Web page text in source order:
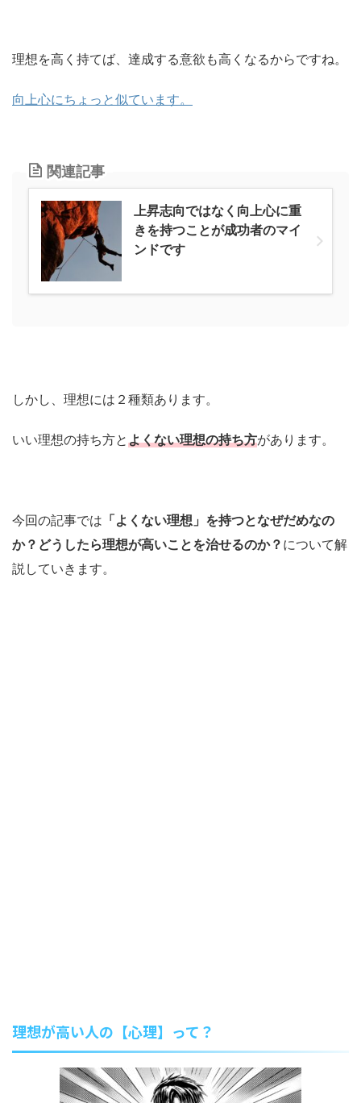
理想を高く持てば、達成する意欲も高くなるからですね。
向上心にちょっと似ています。
関連記事
上昇志向ではなく向上心に重
きを持つことが成功者のマイ
ンドです
しかし、理想には２種類あります。
いい理想の持ち方とよくない理想の持ち方があります。
今回の記事では 「よくない理想」を持つとなぜだめなの
か？どうしたら理想が高いことを治せるのか？ について解
説していきます。
理想が高い人の【心理】って？